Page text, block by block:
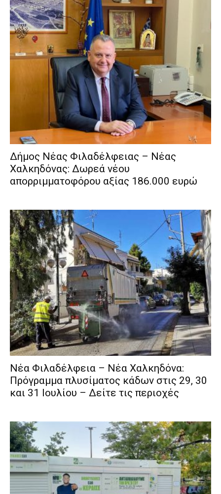
Δήμος Νέας Φιλαδέλφειας – Νέας
Χαλκηδόνας: Δωρεά νέου
απορριμματοφόρου αξίας 186.000 ευρώ
Νέα Φιλαδέλφεια – Νέα Χαλκηδόνα:
Πρόγραμμα πλυσίματος κάδων στις 29, 30
και 31 Ιουλίου – Δείτε τις περιοχές